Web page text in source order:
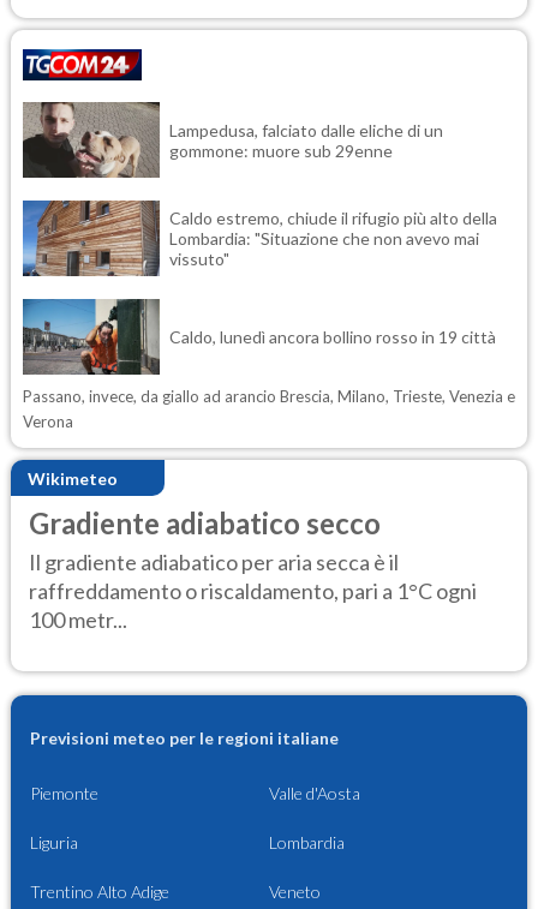
Lampedusa, falciato dalle eliche di un
gommone: muore sub 29enne
Caldo estremo, chiude il rifugio più alto della
Lombardia: "Situazione che non avevo mai
vissuto"
Caldo, lunedì ancora bollino rosso in 19 città
Passano, invece, da giallo ad arancio Brescia, Milano, Trieste, Venezia e
Verona
Wikimeteo
Gradiente adiabatico secco
Il gradiente adiabatico per aria secca è il
raffreddamento o riscaldamento, pari a 1°C ogni
100 metr...
Previsioni meteo per le regioni italiane
Piemonte Valle d'Aosta
Liguria Lombardia
Trentino Alto Adige Veneto